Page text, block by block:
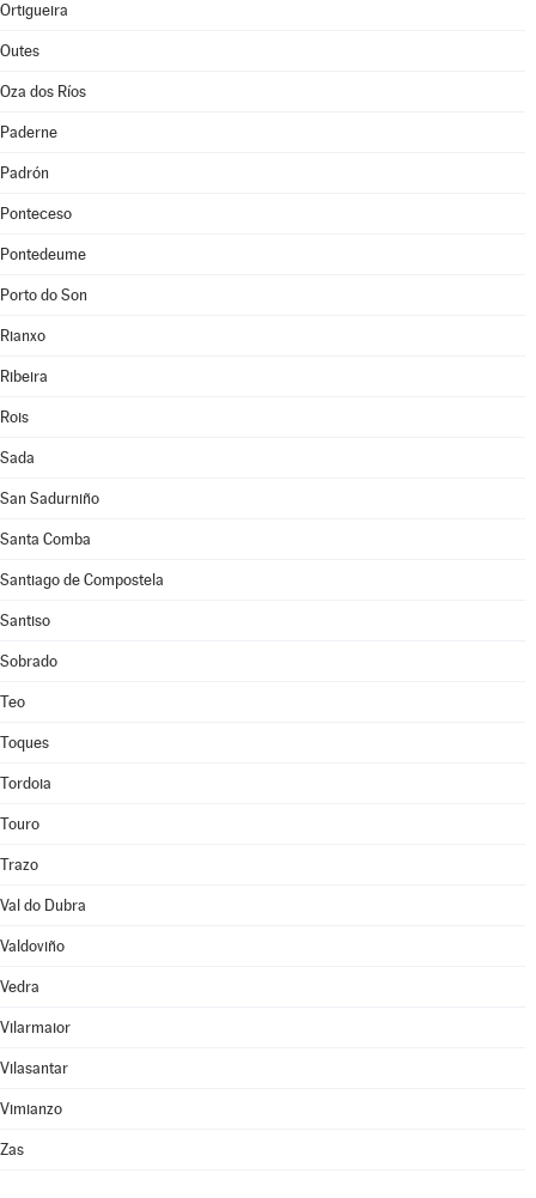
Ortigueira
Outes
Oza dos Ríos
Paderne
Padrón
Ponteceso
Pontedeume
Porto do Son
Rianxo
Ribeira
Rois
Sada
San Sadurniño
Santa Comba
Santiago de Compostela
Santiso
Sobrado
Teo
Toques
Tordoia
Touro
Trazo
Val do Dubra
Valdoviño
Vedra
Vilarmaior
Vilasantar
Vimianzo
Zas